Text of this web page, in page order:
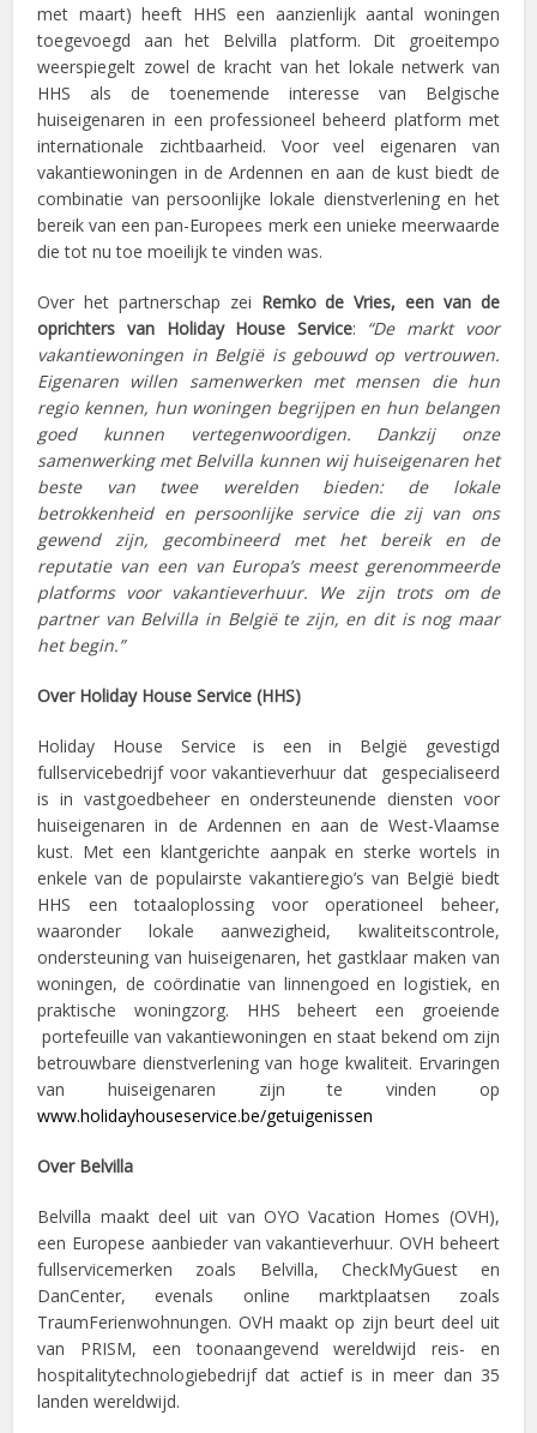
met maart) heeft HHS een aanzienlijk aantal woningen
toegevoegd aan het Belvilla platform. Dit groeitempo
weerspiegelt zowel de kracht van het lokale netwerk van
HHS als de toenemende interesse van Belgische
huiseigenaren in een professioneel beheerd platform met
internationale zichtbaarheid. Voor veel eigenaren van
vakantiewoningen in de Ardennen en aan de kust biedt de
combinatie van persoonlijke lokale dienstverlening en het
bereik van een pan-Europees merk een unieke meerwaarde
die tot nu toe moeilijk te vinden was.
Over het partnerschap zei Remko de Vries, een van de
oprichters van Holiday House Service: “De markt voor
vakantiewoningen in België is gebouwd op vertrouwen.
Eigenaren willen samenwerken met mensen die hun
regio kennen, hun woningen begrijpen en hun belangen
goed kunnen vertegenwoordigen. Dankzij onze
samenwerking met Belvilla kunnen wij huiseigenaren het
beste van twee werelden bieden: de lokale
betrokkenheid en persoonlijke service die zij van ons
gewend zijn, gecombineerd met het bereik en de
reputatie van een van Europa’s meest gerenommeerde
platforms voor vakantieverhuur. We zijn trots om de
partner van Belvilla in België te zijn, en dit is nog maar
het begin.”
Over Holiday House Service (HHS)
Holiday House Service is een in België gevestigd
fullservicebedrijf voor vakantieverhuur dat gespecialiseerd
is in vastgoedbeheer en ondersteunende diensten voor
huiseigenaren in de Ardennen en aan de West-Vlaamse
kust. Met een klantgerichte aanpak en sterke wortels in
enkele van de populairste vakantieregio’s van België biedt
HHS een totaaloplossing voor operationeel beheer,
waaronder lokale aanwezigheid, kwaliteitscontrole,
ondersteuning van huiseigenaren, het gastklaar maken van
woningen, de coördinatie van linnengoed en logistiek, en
praktische woningzorg. HHS beheert een groeiende
portefeuille van vakantiewoningen en staat bekend om zijn
betrouwbare dienstverlening van hoge kwaliteit. Ervaringen
van huiseigenaren zijn te vinden op
www.holidayhouseservice.be/getuigenissen
Over Belvilla
Belvilla maakt deel uit van OYO Vacation Homes (OVH),
een Europese aanbieder van vakantieverhuur. OVH beheert
fullservicemerken zoals Belvilla, CheckMyGuest en
DanCenter, evenals online marktplaatsen zoals
TraumFerienwohnungen. OVH maakt op zijn beurt deel uit
van PRISM, een toonaangevend wereldwijd reis- en
hospitalitytechnologiebedrijf dat actief is in meer dan 35
landen wereldwijd.